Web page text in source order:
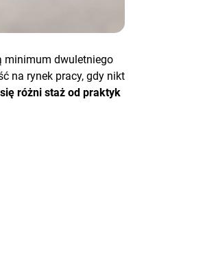
minimum dwuletniego
na rynek pracy, gdy nikt
różni staż od praktyk